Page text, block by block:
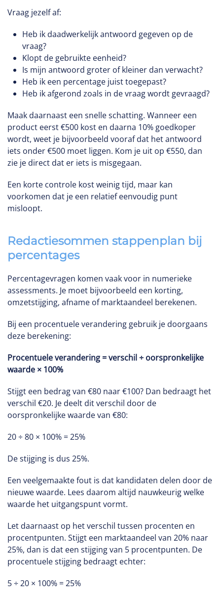
Vraag jezelf af:
Heb ik daadwerkelijk antwoord gegeven op de
vraag?
Klopt de gebruikte eenheid?
Is mijn antwoord groter of kleiner dan verwacht?
Heb ik een percentage juist toegepast?
Heb ik afgerond zoals in de vraag wordt gevraagd?
Maak daarnaast een snelle schatting. Wanneer een
product eerst €500 kost en daarna 10% goedkoper
wordt, weet je bijvoorbeeld vooraf dat het antwoord
iets onder €500 moet liggen. Kom je uit op €550, dan
zie je direct dat er iets is misgegaan.
Een korte controle kost weinig tijd, maar kan
voorkomen dat je een relatief eenvoudig punt
misloopt.
Redactiesommen stappenplan bij
percentages
Percentagevragen komen vaak voor in numerieke
assessments. Je moet bijvoorbeeld een korting,
omzetstijging, afname of marktaandeel berekenen.
Bij een procentuele verandering gebruik je doorgaans
deze berekening:
Procentuele verandering = verschil ÷ oorspronkelijke
waarde × 100%
Stijgt een bedrag van €80 naar €100? Dan bedraagt het
verschil €20. Je deelt dit verschil door de
oorspronkelijke waarde van €80:
20 ÷ 80 × 100% = 25%
De stijging is dus 25%.
Een veelgemaakte fout is dat kandidaten delen door de
nieuwe waarde. Lees daarom altijd nauwkeurig welke
waarde het uitgangspunt vormt.
Let daarnaast op het verschil tussen procenten en
procentpunten. Stijgt een marktaandeel van 20% naar
25%, dan is dat een stijging van 5 procentpunten. De
procentuele stijging bedraagt echter:
5 ÷ 20 × 100% = 25%